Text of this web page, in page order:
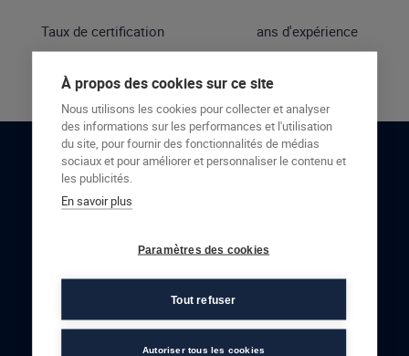
Taux de certification ans d'expérience
RESTONS EN CONTACT
À propos des cookies sur ce site
Nous utilisons les cookies pour collecter et analyser
des informations sur les performances et l'utilisation
du site, pour fournir des fonctionnalités de médias
sociaux et pour améliorer et personnaliser le contenu et
les publicités.
En savoir plus
Paramètres des cookies
Tout refuser
Autoriser tous les cookies